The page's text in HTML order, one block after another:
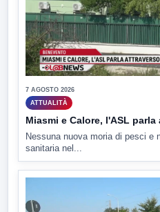
7 AGOSTO 2026
ATTUALITÀ
Miasmi e Calore, l'ASL
Nessuna nuova moria di pesci e
sanitaria nel...